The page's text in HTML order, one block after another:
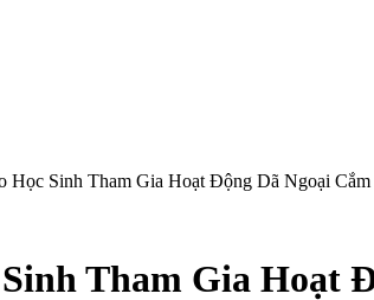
Học Sinh Tham Gia Hoạt Động Dã Ngoại
Tham Gia Hoạt